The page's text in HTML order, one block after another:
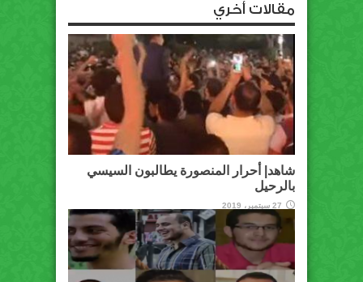
مقالات أخري
شاهد| أحرار المنصورة يطالبون السيسي
بالرحيل
27 سبتمبر، 2019